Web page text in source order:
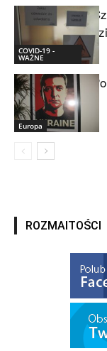
COVID-19 -
WAŻNE
Europa
ROZMAITOŚCI